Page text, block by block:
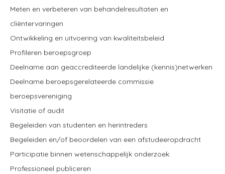
Meten en verbeteren van behandelresultaten en
cliëntervaringen
Ontwikkeling en uitvoering van kwaliteitsbeleid
Profileren beroepsgroep
Deelname aan geaccrediteerde landelijke (kennis)netwerken
Deelname beroepsgerelateerde commissie
beroepsvereniging
Visitatie of audit
Begeleiden van studenten en herintreders
Begeleiden en/of beoordelen van een afstudeeropdracht
Participatie binnen wetenschappelijk onderzoek
Professioneel publiceren